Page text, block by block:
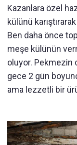
Kazanlara özel
külünü
Ben daha önce
meşe külünün
oluyor. Pekmezin
gece 2 gün
ama lezzetli bir